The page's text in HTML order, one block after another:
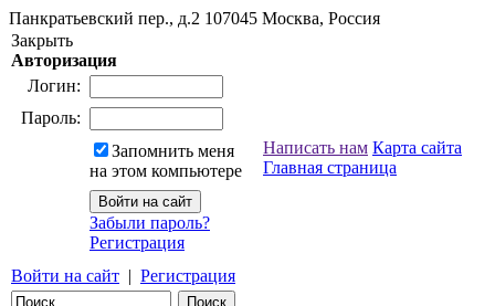
Панкратьевский пер., д.2 107045 Москва, Россия
Закрыть
Авторизация
Логин:
Пароль:
Запомнить меня
на этом компьютере
Забыли пароль?
Регистрация
Войти на сайт | Регистрация
Написать нам Карта сайта
Главная страница